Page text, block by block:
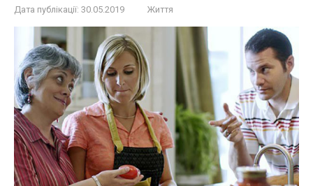
Дата публікації: 30.05.2019 Життя